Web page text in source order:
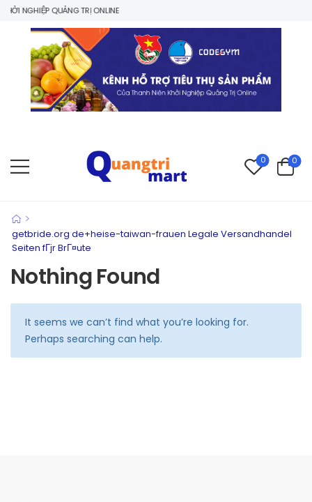
NGHIỆP QUẢNG TRỊ ONLINE
0 0
>
getbride.org de+heise-taiwan-frauen Legale Versandhandel
Seiten fГјr BrГ¤ute
Nothing Found
It seems we can’t find what you’re looking for.
Perhaps searching can help.